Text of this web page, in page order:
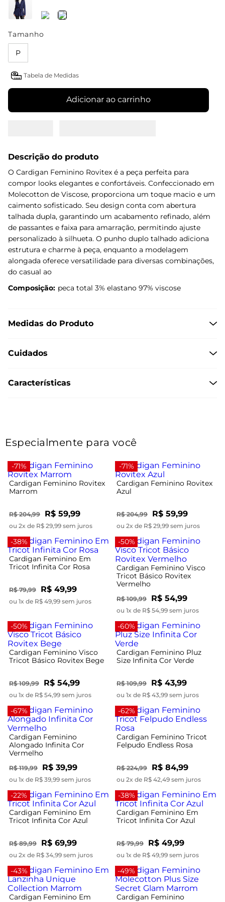
Tamanho
P
Tabela de Medidas
Adicionar ao carrinho
Descrição do produto
O Cardigan Feminino Rovitex é a peça perfeita para
compor looks elegantes e confortáveis. Confeccionado em
Molecotton de Viscose, proporciona um toque macio e um
caimento sofisticado. Seu design conta com abertura
talhada dupla, garantindo um acabamento refinado, além
de passantes e faixa para amarração, permitindo ajuste
personalizado à silhueta. O punho duplo talhado adiciona
estrutura e charme à peça, enquanto a modelagem
alongada oferece versatilidade para diversas combinações,
do casual ao
Composição: peca total 3% elastano 97% viscose
Medidas do Produto
Cuidados
Características
Especialmente para você
-71%
Cardigan Feminino Rovitex
Marrom
R$ 204,99 R$ 59,99
ou 2x de R$ 29,99 sem juros
-71%
Cardigan Feminino Rovitex
Azul
R$ 204,99 R$ 59,99
ou 2x de R$ 29,99 sem juros
-38%
Cardigan Feminino Em
Tricot Infinita Cor Rosa
R$ 79,99 R$ 49,99
ou 1x de R$ 49,99 sem juros
-50%
Cardigan Feminino Visco
Tricot Básico Rovitex
Vermelho
R$ 109,99 R$ 54,99
ou 1x de R$ 54,99 sem juros
-50%
Cardigan Feminino Visco
Tricot Básico Rovitex Bege
R$ 109,99 R$ 54,99
ou 1x de R$ 54,99 sem juros
-60%
Cardigan Feminino Pluz
Size Infinita Cor Verde
R$ 109,99 R$ 43,99
ou 1x de R$ 43,99 sem juros
-67%
Cardigan Feminino
Alongado Infinita Cor
Vermelho
R$ 119,99 R$ 39,99
ou 1x de R$ 39,99 sem juros
-62%
Cardigan Feminino Tricot
Felpudo Endless Rosa
R$ 224,99 R$ 84,99
ou 2x de R$ 42,49 sem juros
-22%
Cardigan Feminino Em
Tricot Infinita Cor Azul
R$ 89,99 R$ 69,99
ou 2x de R$ 34,99 sem juros
-38%
Cardigan Feminino Em
Tricot Infinita Cor Azul
R$ 79,99 R$ 49,99
ou 1x de R$ 49,99 sem juros
-43%
Cardigan Feminino Em
-49%
Cardigan Feminino